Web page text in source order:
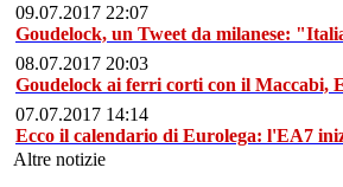
09.07.2017 22:07
Goudelock, un Tweet da milanese:
08.07.2017 20:03
Goudelock ai ferri corti con il Maccabi,
07.07.2017 14:14
Ecco il calendario di Eurolega: l'EA7
Altre notizie